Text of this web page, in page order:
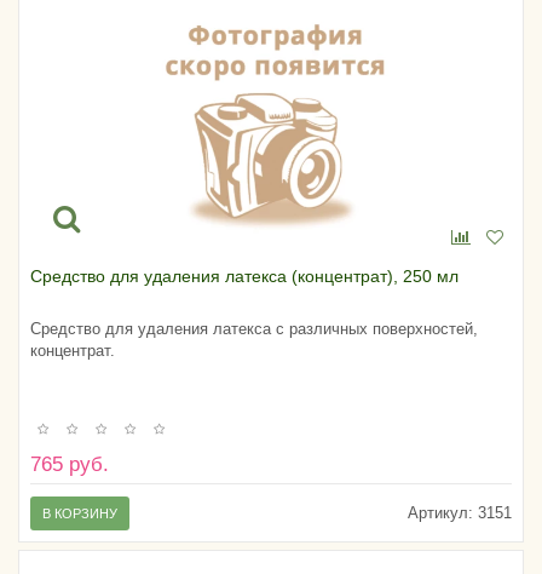
Средство для удаления латекса (концентрат), 250 мл
Средство для удаления латекса с различных поверхностей,
концентрат.
765 руб.
Артикул: 3151
В КОРЗИНУ